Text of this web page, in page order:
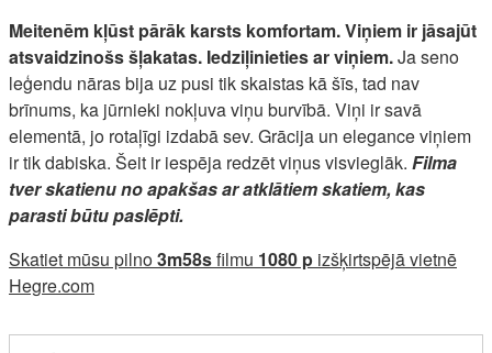
Meitenēm kļūst pārāk karsts komfortam. Viņiem ir jāsajūt
atsvaidzinošs šļakatas. Iedziļinieties ar viņiem.Ja seno
leģendu nāras bija uz pusi tik skaistas kā šīs, tad nav
brīnums, ka jūrnieki nokļuva viņu burvībā. Viņi ir savā
elementā, jo rotaļīgi izdabā sev. Grācija un elegance viņiem
ir tik dabiska. Šeit ir iespēja redzēt viņus visvieglāk. Filma
tver skatienu no apakšas ar atklātiem skatiem, kas
parasti būtu paslēpti.
Skatiet mūsu pilno3m58sfilmu 1080 p izšķirtspējā vietnē
Hegre.com